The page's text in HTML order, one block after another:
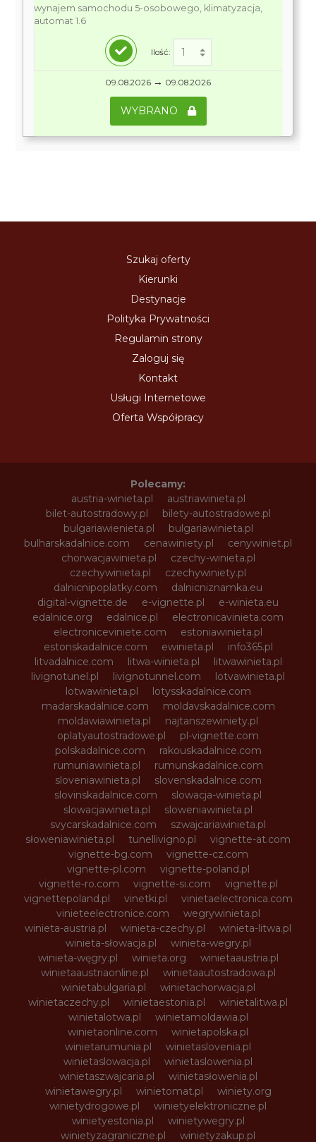
wynajem samochodu 5-osobowego, klimatyzacja,
automat 1.6
Ilość:
09.08.2026 → 09.08.2026
WYBRANO
Szukaj oferty
Kierunki
Destynacje
Polityka Prywatności
Regulamin strony
Zaloguj się
Kontakt
Usługi Internetowe
Oferta Współpracy
Polecamy:
austria-winieta.pl
austriawinieta.pl
bilet-autostradowy.pl
bilety-autostradowe.pl
bulgariawienieta.pl
bulgariawinieta.pl
bulharskadalnice.com
cenawiniety.pl
cenywiniet.pl
chorwacjawinieta.pl
czechy-winieta.pl
czechywinieta.pl
czechywiniety.pl
dalnicnipoplatky.com
dalnicniznamka.eu
digital-vignette.de
e-vignette.pl
e-winieta.eu
edalnice.org
edalnice.pl
electronicavinieta.com
electroniceviniete.com
estoniawinieta.pl
estonskadalnice.com
ewinieta.pl
info365.pl
litvadalnice.com
litwa-winieta.pl
litwawinieta.pl
livignotunel.pl
livignotunnel.com
lotvawinieta.pl
lotwawinieta.pl
lotysskadalnice.com
madarskadalnice.com
moldavskadalnice.com
moldawiawinieta.pl
najtanszewiniety.pl
oplatyautostradowe.pl
pl-vignette.com
polskadalnice.com
rakouskadalnice.com
rumuniawinieta.pl
rumunskadalnice.com
sloveniawinieta.pl
slovenskadalnice.com
slovinskadalnice.com
slowacja-winieta.pl
slowacjawinieta.pl
sloweniawinieta.pl
svycarskadalnice.com
szwajcariawinieta.pl
słoweniawinieta.pl
tunellivigno.pl
vignette-at.com
vignette-bg.com
vignette-cz.com
vignette-pl.com
vignette-poland.pl
vignette-ro.com
vignette-si.com
vignette.pl
vignettepoland.pl
vinetki.pl
vinietaelectronica.com
vinieteelectronice.com
wegrywinieta.pl
winieta-austria.pl
winieta-czechy.pl
winieta-litwa.pl
winieta-słowacja.pl
winieta-wegry.pl
winieta-węgry.pl
winieta.org
winietaaustria.pl
winietaaustriaonline.pl
winietaautostradowa.pl
winietabulgaria.pl
winietachorwacja.pl
winietaczechy.pl
winietaestonia.pl
winietalitwa.pl
winietalotwa.pl
winietamoldawia.pl
winietaonline.com
winietapolska.pl
winietarumunia.pl
winietaslovenia.pl
winietaslowacja.pl
winietaslowenia.pl
winietaszwajcaria.pl
winietasłowenia.pl
winietawegry.pl
winietomat.pl
winiety.org
winietydrogowe.pl
winietyelektroniczne.pl
winietyestonia.pl
winietywegry.pl
winietyzagraniczne.pl
winietyzakup.pl